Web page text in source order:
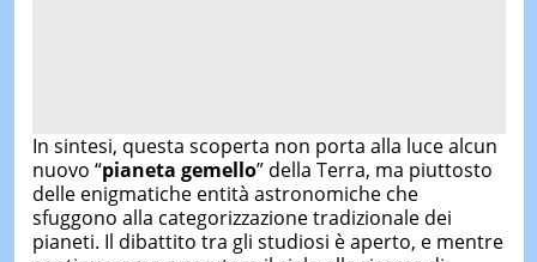
In sintesi, questa scoperta non porta alla luce alcun
nuovo “pianeta gemello” della Terra, ma piuttosto
delle enigmatiche entità astronomiche che
sfuggono alla categorizzazione tradizionale dei
pianeti. Il dibattito tra gli studiosi è aperto, e mentre